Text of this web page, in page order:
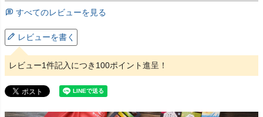
すべてのレビューを見る
レビューを書く
レビュー1件記入につき100ポイント進呈！